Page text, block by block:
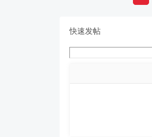
快速发帖